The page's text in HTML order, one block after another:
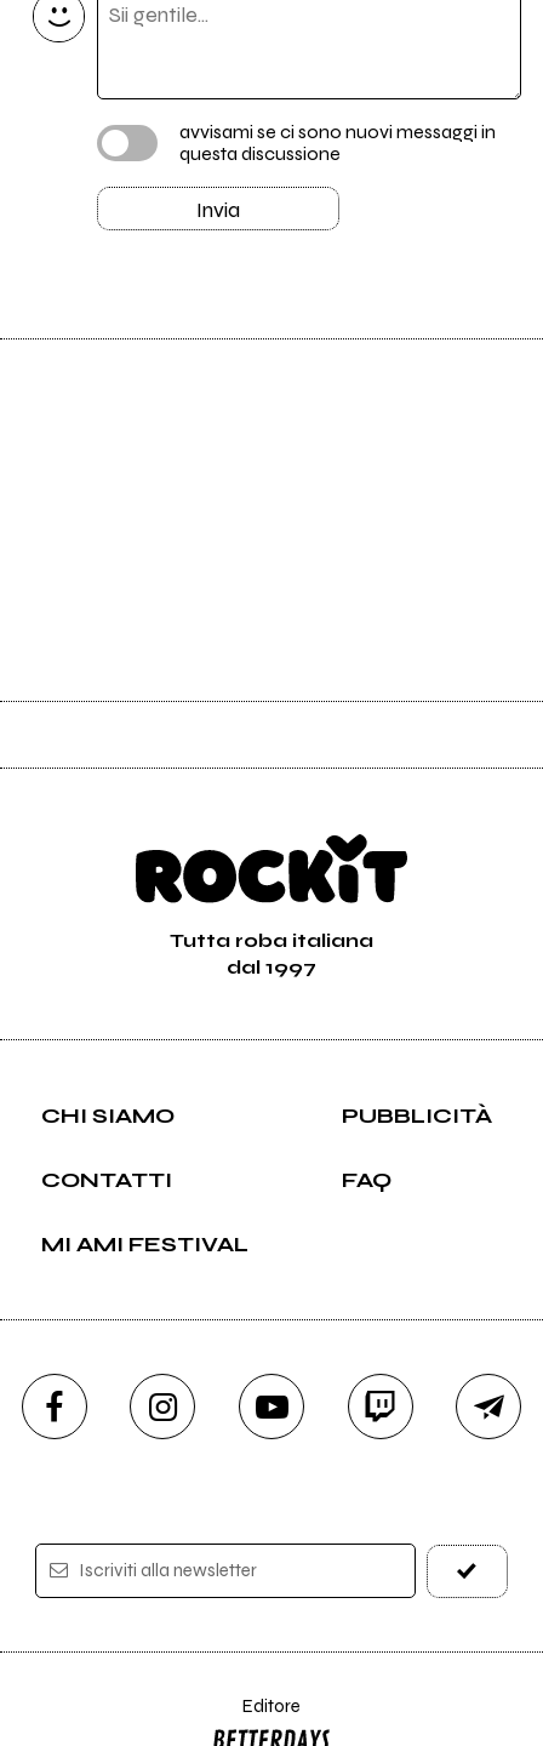
avvisami se ci sono nuovi messaggi in
questa discussione
Invia
Tutta roba italiana
dal 1997
CHI SIAMO PUBBLICITÀ
CONTATTI FAQ
MI AMI FESTIVAL
Iscriviti alla newsletter
Editore